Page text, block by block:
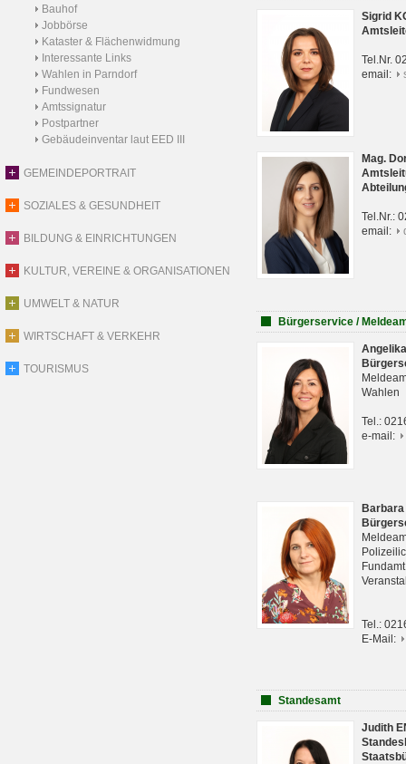
Bauhof
Jobbörse
Kataster & Flächenwidmung
Interessante Links
Wahlen in Parndorf
Fundwesen
Amtssignatur
Postpartner
Gebäudeinventar laut EED III
GEMEINDEPORTRAIT
SOZIALES & GESUNDHEIT
BILDUNG & EINRICHTUNGEN
KULTUR, VEREINE & ORGANISATIONEN
UMWELT & NATUR
WIRTSCHAFT & VERKEHR
TOURISMUS
Sigrid
Tel.Nr.
email:
Mag.
Tel.Nr.:
email:
Bürgerservice /
Wahlen
Tel.:
e-mail:
Tel.:
E-Mail:
Standesamt
Judith